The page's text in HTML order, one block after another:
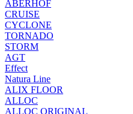
ABERHOF
CRUISE
CYCLONE
TORNADO
STORM
AGT
Effect
Natura Line
ALIX FLOOR
ALLOC
ALLOC ORIGINAL